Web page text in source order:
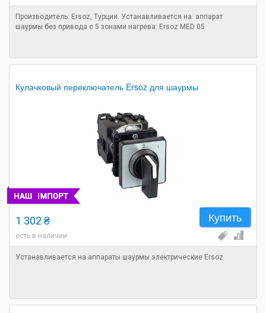
Производитель: Ersoz, Турция. Устанавливается на: аппарат
шаурмы без привода с 5 зонами нагрева: Ersoz MED 05
Кулачковый переключатель Ersoz для шаурмы
Купить
1 302 ₴
есть в наличии
Устанавливается на аппараты шаурмы электрические Ersoz